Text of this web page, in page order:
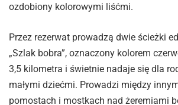
ozdobiony kolorowymi liśćmi.
Przez rezerwat prowadzą dwie ścieżki
„Szlak bobra”, oznaczony kolorem
3,5 kilometra i świetnie nadaje się dla
małymi dziećmi. Prowadzi między
pomostach i mostkach nad żeremiami